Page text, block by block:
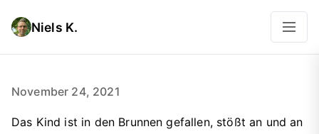
Niels K.
November 24, 2021
Das Kind ist in den Brunnen gefallen, stößt an und an